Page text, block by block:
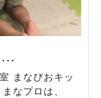
まなびおキッ
なプロは、